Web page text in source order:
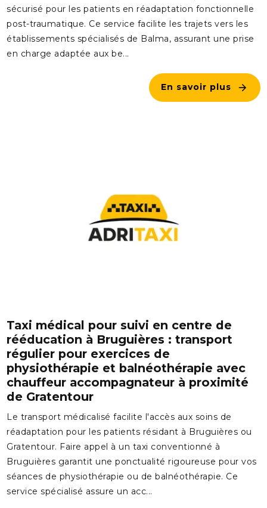
sécurisé pour les patients en réadaptation fonctionnelle
post-traumatique. Ce service facilite les trajets vers les
établissements spécialisés de Balma, assurant une prise
en charge adaptée aux be...
En savoir plus
Taxi médical pour suivi en centre de
rééducation à Bruguières : transport
régulier pour exercices de
physiothérapie et balnéothérapie avec
chauffeur accompagnateur à proximité
de Gratentour
Le transport médicalisé facilite l'accès aux soins de
réadaptation pour les patients résidant à Bruguières ou
Gratentour. Faire appel à un taxi conventionné à
Bruguières garantit une ponctualité rigoureuse pour vos
séances de physiothérapie ou de balnéothérapie. Ce
service spécialisé assure un acc...